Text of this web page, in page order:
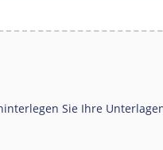
Sie Ihre